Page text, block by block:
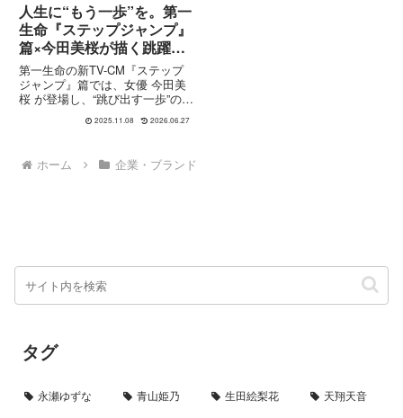
人生に“もう一歩”を。第一
生命『ステップジャンプ』
篇×今田美桜が描く跳躍の
瞬間
第一生命の新TV-CM『ステップ
ジャンプ』篇では、女優 今田美
桜 が登場し、“跳び出す一歩”の瞬
ています。動画構成・演出・ブラ
2025.11.08 2026.06.27
ホーム 企業・ブランド
タグ
永瀬ゆずな 青山姫乃 生田絵梨花
天翔天音